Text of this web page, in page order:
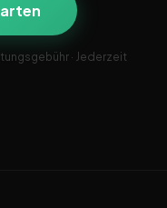
· Jederzeit